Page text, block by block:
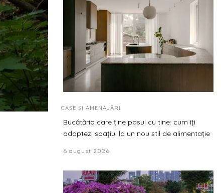
CASE ȘI AMENAJĂRI
Bucătăria care ține pasul cu tine: cum îți
adaptezi spațiul la un nou stil de alimentație
6 august 2026